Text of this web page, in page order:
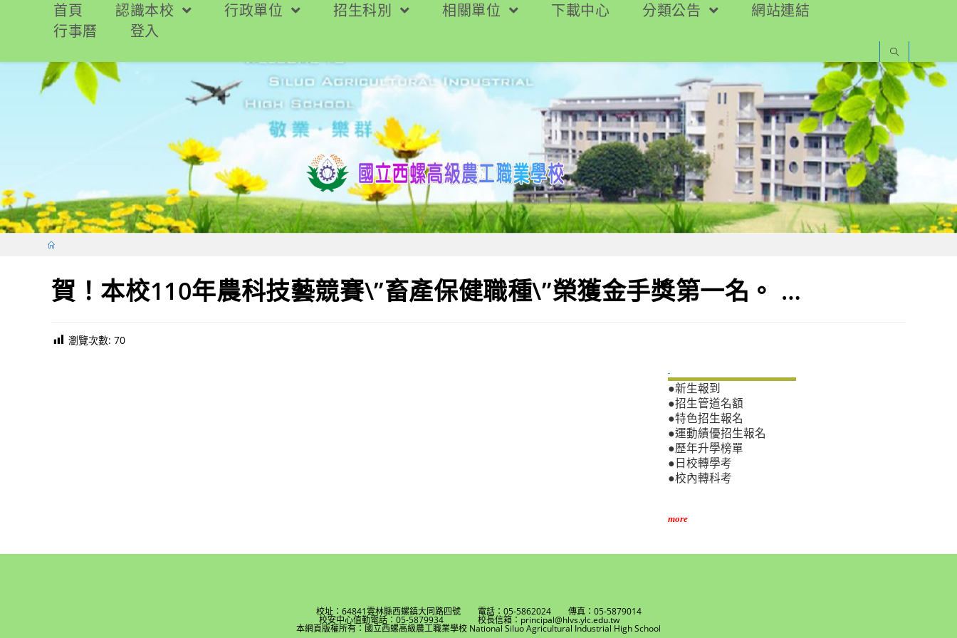
要
首頁 認識本校 行政單位 招生科別 相關單位 下載中心 分類公告
網站連結
行事曆
登入
賀！本校110年農科技藝競賽\”畜產保健職種\”榮獲金手獎第一名。 …
瀏覽次數: 70
●新生報到
●招生管道名額
●特色招生報名
●運動績優招生報名
●歷年升學榜單
●日校轉學考
●校內轉科考
more
校址：64841雲林縣西螺鎮大同路四號 電話：05-5862024 傳真：05-5879014
校安中心值勤電話：05-5879934 校長信箱：principal@hlvs.ylc.edu.tw
本網頁版權所有：國立西螺高級農工職業學校 National Siluo Agricultural Industrial High School